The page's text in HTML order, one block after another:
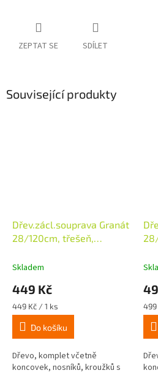
ZEPTAT SE SDÍLET
Související produkty
Dřev.zácl.souprava Granát
28/120cm, třešeň,
002687
Skladem
449 Kč
Měrná
cena:
449 Kč / 1 ks
Do košíku
Dřevo, komplet včetně
koncovek, nosníků, kroužků s
499